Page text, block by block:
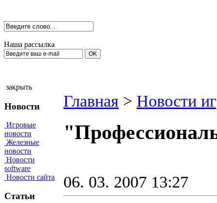
Наша рассылка
закрыть
Новости
Игровые
новости
Железные
новости
Новости
software
Новости сайта
Статьи
Главная > Новости
06. 03. 2007 13:27